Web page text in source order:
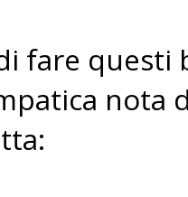
fare questi
nota